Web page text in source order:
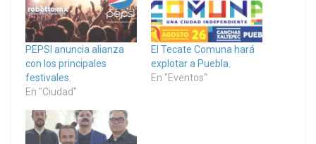
PEPSI anuncia alianza
con los principales
festivales.
En "Ciudad"
El Tecate Comuna hará
explotar a Puebla.
En "Eventos"